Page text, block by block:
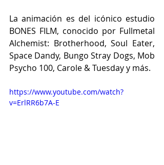
La animación es del icónico estudio
BONES FILM, conocido por Fullmetal
Alchemist: Brotherhood, Soul Eater,
Space Dandy, Bungo Stray Dogs, Mob
Psycho 100, Carole & Tuesday y más.
https://www.youtube.com/watch?
v=ErlRR6b7A-E